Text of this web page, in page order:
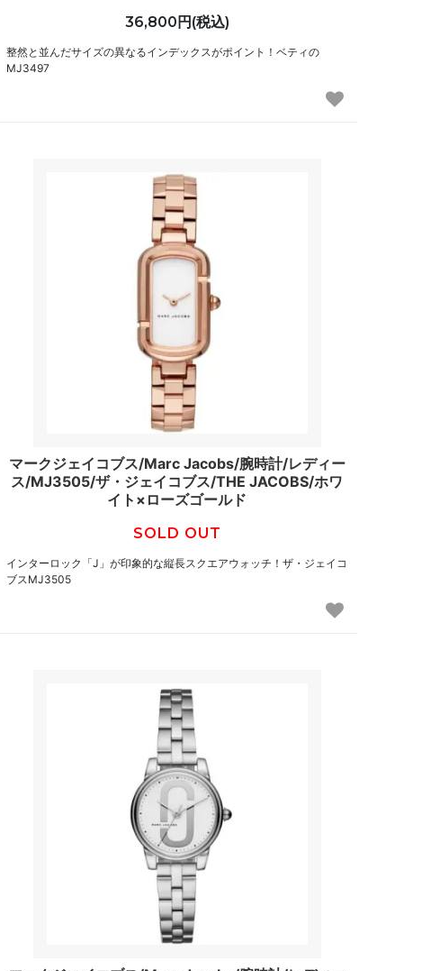
36,800円(税込)
整然と並んだサイズの異なるインデックスがポイント！ベティの
MJ3497
マークジェイコブス/Marc Jacobs/腕時計/レディー
ス/MJ3505/ザ・ジェイコブス/THE JACOBS/ホワ
イト×ローズゴールド
SOLD OUT
インターロック「J」が印象的な縦長スクエアウォッチ！ザ・ジェイコ
ブスMJ3505